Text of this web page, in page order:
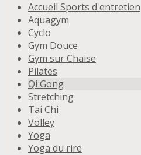
Accueil Sports d'entretien
Aquagym
Cyclo
Gym Douce
Gym sur Chaise
Pilates
Qi Gong
Stretching
Tai Chi
Volley
Yoga
Yoga du rire